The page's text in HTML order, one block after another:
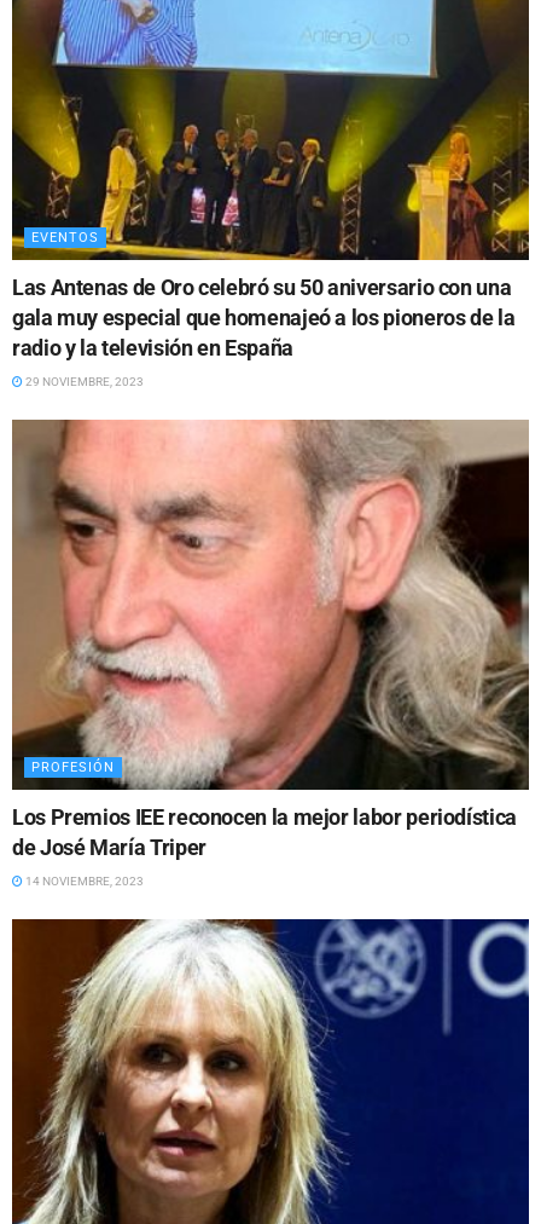
EVENTOS
Las Antenas de Oro celebró su 50 aniversario con una
gala muy especial que homenajeó a los pioneros de la
radio y la televisión en España
29 NOVIEMBRE, 2023
PROFESIÓN
Los Premios IEE reconocen la mejor labor periodística
de José María Triper
14 NOVIEMBRE, 2023